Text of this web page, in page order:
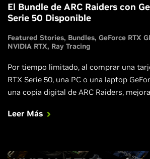
El Bundle de ARC Raiders con
Serie 50 Disponible
Featured Stories Bundles GeForce RTX
NVIDIA RTX Ray Tracing
Por tiempo limitado, al comprar una
RTX Serie 50, una PC o una laptop
una copia digital de ARC Raiders,
Leer Más